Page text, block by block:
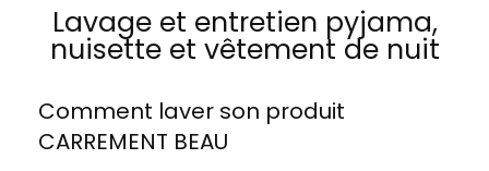
Lavage et entretien pyjama,
nuisette et vêtement de nuit
Comment laver son produit
CARREMENT BEAU